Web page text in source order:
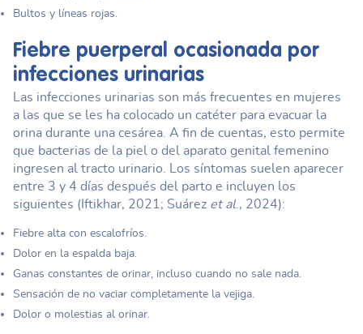
Bultos y líneas rojas.
Fiebre puerperal ocasionada por
infecciones urinarias
Las infecciones urinarias son más frecuentes en mujeres
a las que se les ha colocado un catéter para evacuar la
orina durante una cesárea. A fin de cuentas, esto permite
que bacterias de la piel o del aparato genital femenino
ingresen al tracto urinario. Los síntomas suelen aparecer
entre 3 y 4 días después del parto e incluyen los
siguientes (Iftikhar, 2021; Suárez et al ., 2024):
Fiebre alta con escalofríos.
Dolor en la espalda baja.
Ganas constantes de orinar, incluso cuando no sale nada.
Sensación de no vaciar completamente la vejiga.
Dolor o molestias al orinar.